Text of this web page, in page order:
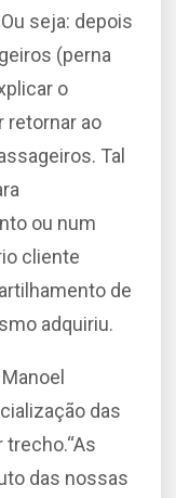
Ou seja: depois
(perna
o
retornar ao
Tal
ou num
cliente
de
adquiriu.
das
das nossas